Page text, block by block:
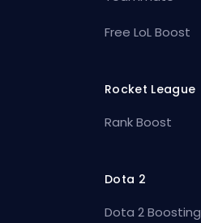
Free LoL Boost
Rocket League
Rank Boost
Dota 2
Dota 2 Boosting